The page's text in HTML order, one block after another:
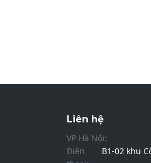
Liên hệ
VP Hà Nội:
B1-02 khu
Điện